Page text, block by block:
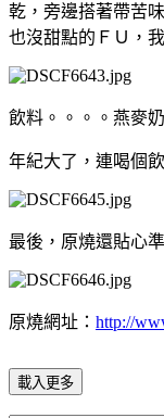
乾，旁邊搭著帶苦
也沒甜點的ＦＵ，
飲料。。。。燕麥
年紀大了，連喝個
最後，原燒還貼心
原燒網址： http://
載入更多